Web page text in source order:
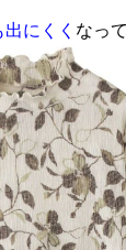
にくく なっ